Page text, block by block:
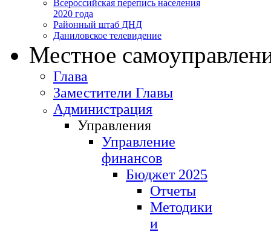
Всероссийская перепись населения
2020 года
Районный штаб ДНД
Даниловское телевидение
Местное
Глава
Заместители Главы
Администрация
Управления
Управление
финансов
Бюджет 2025
Отчеты
Методики
и